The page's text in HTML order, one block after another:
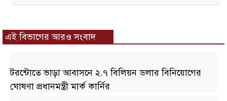
এই বিভাগের আরও সংবাদ
টরন্টোতে ভাড়া আবাসনে ২.৭ বিলিয়ন ডলার বিনিয়োগের
ঘোষণা প্রধানমন্ত্রী মার্ক কার্নির